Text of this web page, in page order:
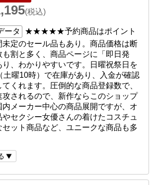
(税込)
ータ ★★★★★予約商品はポイント
定のセール品もあり。商品価格は断
割と多く、商品ページに「即日発
、わかりやすいです。日曜祝祭日を
土曜10時）で在庫があり、入金が確認
くれます。圧倒的な商品登録数で、
攻されるので、新作ならこのショップ
内メーカー中心の商品展開ですが、オ
やセクシー女優さんの着けたコスチュ
セット商品など、ユニークな商品も多